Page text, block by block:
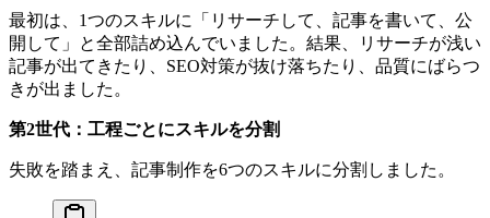
最初は、1つのスキルに「リサーチして、記事を書いて、公
開して」と全部詰め込んでいました。結果、リサーチが浅い
記事が出てきたり、SEO対策が抜け落ちたり、品質にばらつ
きが出ました。
第2世代：工程ごとにスキルを分割
失敗を踏まえ、記事制作を6つのスキルに分割しました。